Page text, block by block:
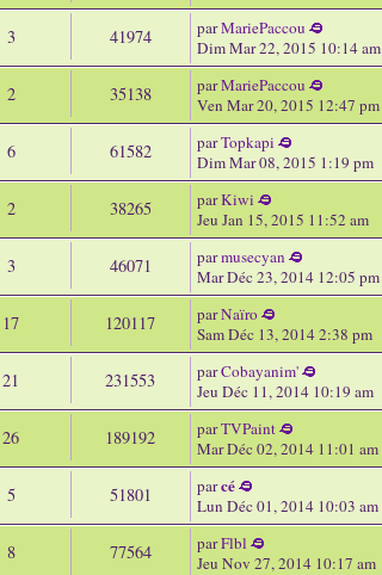
3 41974 parMariePaccou
Dim Mar 22, 2015 10:14 am
2 35138 parMariePaccou
Ven Mar 20, 2015 12:47 pm
6 61582 parTopkapi
Dim Mar 08, 2015 1:19 pm
2 38265 parKiwi
Jeu Jan 15, 2015 11:52 am
3 46071 parmusecyan
Mar Déc 23, 2014 12:05 pm
17 120117 parNaïro
Sam Déc 13, 2014 2:38 pm
21 231553 parCobayanim'
Jeu Déc 11, 2014 10:19 am
26 189192 parTVPaint
Mar Déc 02, 2014 11:01 am
5 51801 parcé
Lun Déc 01, 2014 10:03 am
8 77564 parFlbl
Jeu Nov 27, 2014 10:17 am